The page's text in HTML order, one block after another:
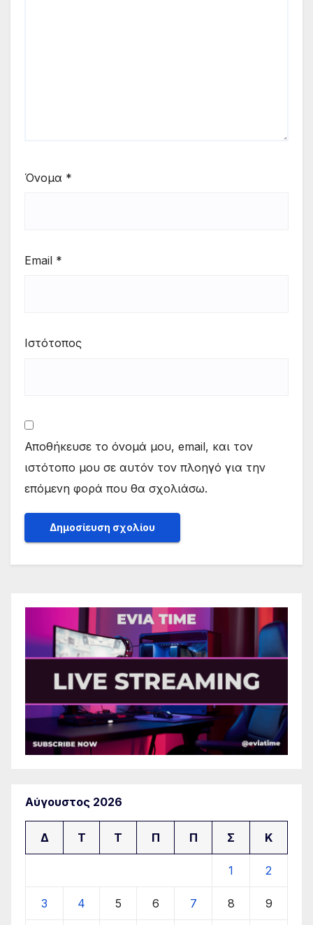
Όνομα *
Email *
Ιστότοπος
Αποθήκευσε το όνομά μου, email, και τον
ιστότοπο μου σε αυτόν τον πλοηγό για την
επόμενη φορά που θα σχολιάσω.
Αύγουστος 2026
Δ Τ Τ Π Π Σ Κ
1 2
3 4 5 6 7 8 9